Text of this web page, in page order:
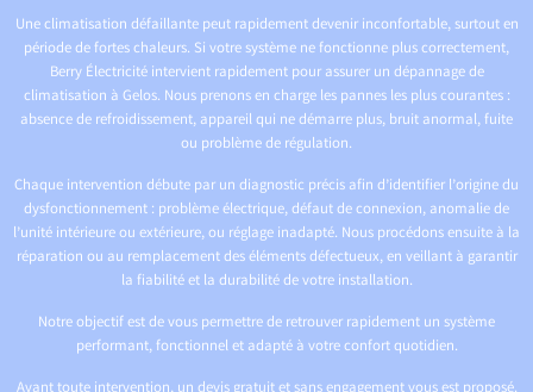
Une climatisation défaillante peut rapidement devenir inconfortable, surtout en
période de fortes chaleurs. Si votre système ne fonctionne plus correctement,
Berry Électricité intervient rapidement pour assurer un dépannage de
climatisation à Gelos. Nous prenons en charge les pannes les plus courantes :
absence de refroidissement, appareil qui ne démarre plus, bruit anormal, fuite
ou problème de régulation.
Chaque intervention débute par un diagnostic précis afin d’identifier l’origine du
dysfonctionnement : problème électrique, défaut de connexion, anomalie de
l’unité intérieure ou extérieure, ou réglage inadapté. Nous procédons ensuite à la
réparation ou au remplacement des éléments défectueux, en veillant à garantir
la fiabilité et la durabilité de votre installation.
Notre objectif est de vous permettre de retrouver rapidement un système
performant, fonctionnel et adapté à votre confort quotidien.